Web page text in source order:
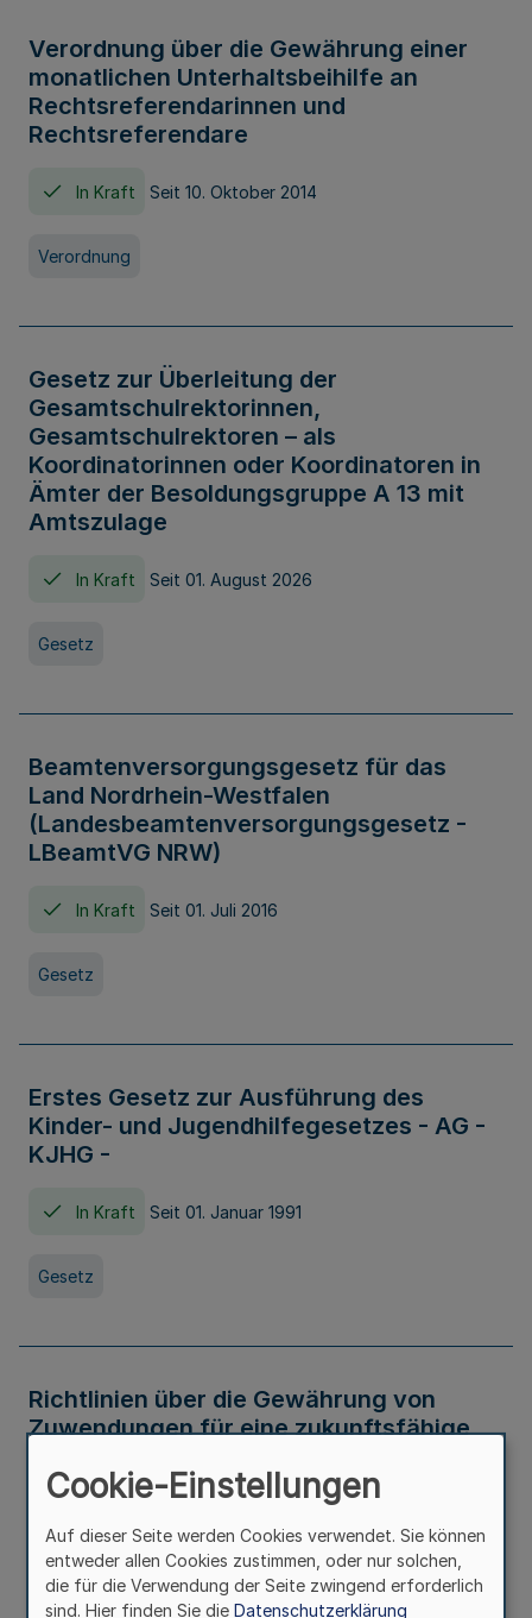
Verordnung über die Gewährung einer
monatlichen Unterhaltsbeihilfe an
Rechtsreferendarinnen und
Rechtsreferendare
In Kraft Seit 10. Oktober 2014
Verordnung
Gesetz zur Überleitung der
Gesamtschulrektorinnen,
Gesamtschulrektoren – als
Koordinatorinnen oder Koordinatoren in
Ämter der Besoldungsgruppe A 13 mit
Amtszulage
In Kraft Seit 01. August 2026
Gesetz
Beamtenversorgungsgesetz für das
Land Nordrhein-Westfalen
(Landesbeamtenversorgungsgesetz -
LBeamtVG NRW)
In Kraft Seit 01. Juli 2016
Gesetz
Erstes Gesetz zur Ausführung des
Kinder- und Jugendhilfegesetzes - AG -
KJHG -
In Kraft Seit 01. Januar 1991
Gesetz
Richtlinien über die Gewährung von
Zuwendungen für eine zukunftsfähige
Nordrhein-Westfalen
In Kraft
Verwaltungsvorschrift
Cookie-Einstellungen
Auf dieser Seite werden Cookies verwendet. Sie können
entweder allen Cookies zustimmen, oder nur solchen,
die für die Verwendung der Seite zwingend erforderlich
sind. Hier finden Sie die Datenschutzerklärung